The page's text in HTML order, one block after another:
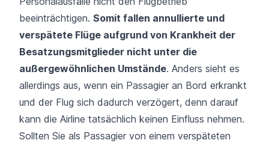
beeinträchtigen. Somit fallen annullierte und
verspätete Flüge aufgrund von Krankheit der
Besatzungsmitglieder nicht unter die
außergewöhnlichen Umstände. Anders sieht es
allerdings aus, wenn ein Passagier an Bord erkrankt
und der Flug sich dadurch verzögert, denn darauf
kann die Airline tatsächlich keinen Einfluss nehmen.
Sollten Sie als Passagier von einem verspäteten